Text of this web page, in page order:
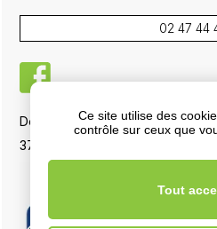
02 47 44
facebook
Demonfaucon Services, 5 La
37700 La Ville-aux-Dames
Ce site utilise des
contrôle sur ceux que
Tout